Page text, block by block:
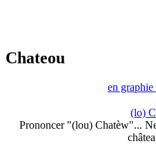
Chateou
en
(lo)
Prononcer "(lou) Chatèw"...